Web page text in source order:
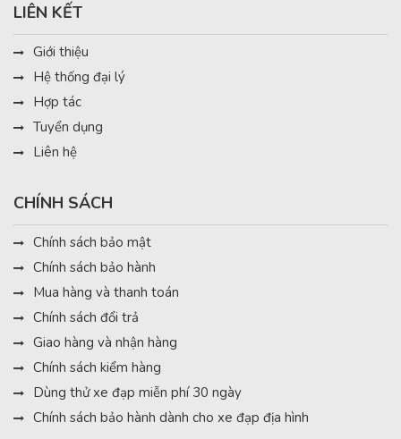
LIÊN KẾT
Giới thiệu
Hệ thống đại lý
Hợp tác
Tuyển dụng
Liên hệ
CHÍNH SÁCH
Chính sách bảo mật
Chính sách bảo hành
Mua hàng và thanh toán
Chính sách đổi trả
Giao hàng và nhận hàng
Chính sách kiểm hàng
Dùng thử xe đạp miễn phí 30 ngày
Chính sách bảo hành dành cho xe đạp địa hình